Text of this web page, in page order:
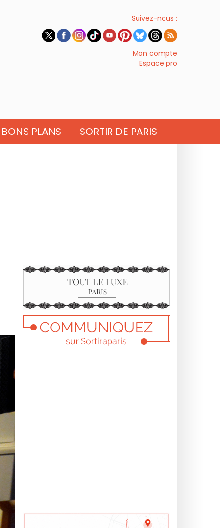
Suivez-nous :
Mon compte
Espace pro
BONS PLANS SORTIR DE PARIS